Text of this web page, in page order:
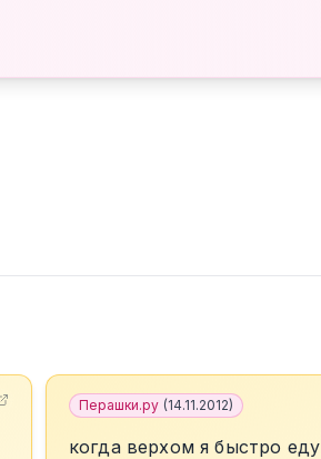
Перашки.ру (14.11.2012)
когда верхом я быстро еду